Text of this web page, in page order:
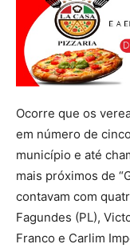
Ocorre que os
em número de
município e até
mais próximos de
contavam com
Fagundes (PL),
Franco e Carlim